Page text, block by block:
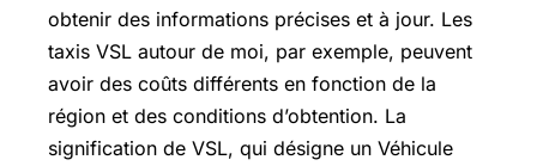
obtenir des informations précises et à jour. Les
taxis VSL autour de moi, par exemple, peuvent
avoir des coûts différents en fonction de la
région et des conditions d’obtention. La
signification de VSL, qui désigne un Véhicule